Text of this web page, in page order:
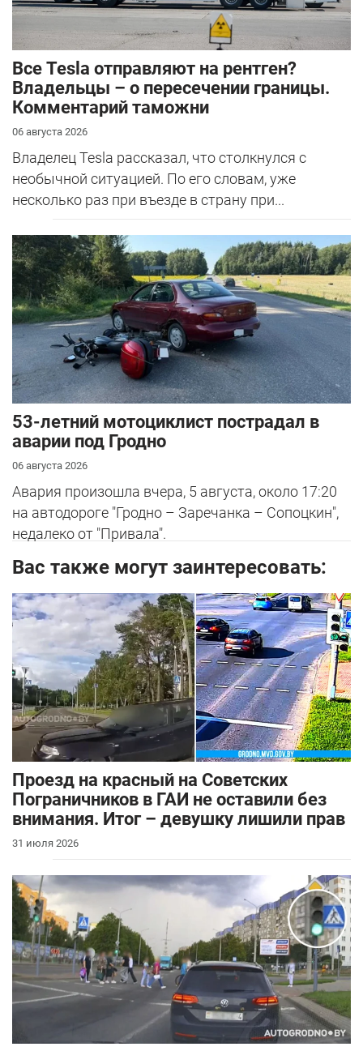
Все Tesla отправляют на рентген?
Владельцы – о пересечении границы.
Комментарий таможни
06 августа 2026
Владелец Tesla рассказал, что столкнулся с
необычной ситуацией. По его словам, уже
несколько раз при въезде в страну при...
53-летний мотоциклист пострадал в
аварии под Гродно
06 августа 2026
Авария произошла вчера, 5 августа, около 17:20
на автодороге "Гродно – Заречанка – Сопоцкин",
недалеко от "Привала".
Вас также могут заинтересовать:
Проезд на красный на Советских
Пограничников в ГАИ не оставили без
внимания. Итог – девушку лишили прав
31 июля 2026